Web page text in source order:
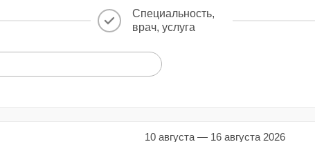
Специальность,
врач, услуга
10 августа — 16 августа 2026